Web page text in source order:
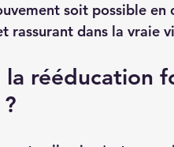
soit possible
rassurant dans la vraie
rééducation